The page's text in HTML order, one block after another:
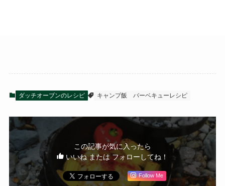
ダッチオーブンのレシピ キャンプ飯 バーベキューレシピ
この記事が気に入ったら
いいね または フォローしてね！
Follow Me